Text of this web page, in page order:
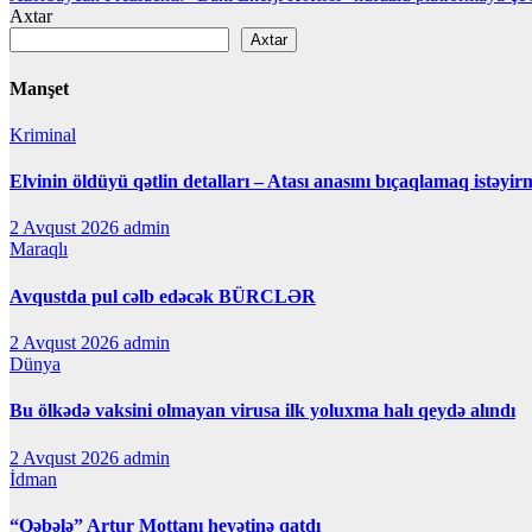
naviqasiyası
Axtar
Axtar
Manşet
Kriminal
Elvinin öldüyü qətlin detalları – Atası anasını bıçaqlamaq
2 Avqust 2026 admin
Maraqlı
Avqustda pul cəlb edəcək BÜRCLƏR
2 Avqust 2026 admin
Dünya
Bu ölkədə vaksini olmayan virusa ilk yoluxma halı qeydə alındı
2 Avqust 2026 admin
İdman
“Qəbələ” Artur Mottanı heyətinə qatdı